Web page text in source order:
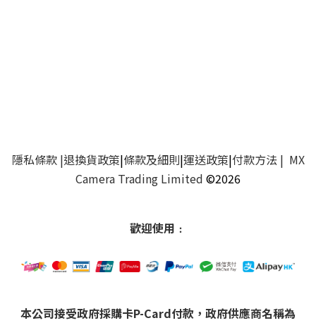
隱私條款|退換貨政策|條款及細則|運送政策|付款方法| MX
Camera Trading Limited ©2026
歡迎使用﹕
本公司接受政府採購卡P-Card付款，政府供應商名稱為